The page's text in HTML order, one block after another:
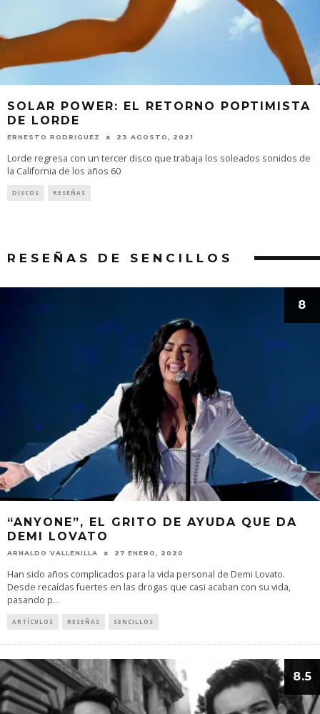
SOLAR POWER: EL RETORNO POPTIMISTA
DE LORDE
ERNESTO RODRIGUEZ 23 AGOSTO, 2021
Lorde regresa con un tercer disco que trabaja los soleados sonidos de
la California de los años 60
DISCOS RESEÑAS
RESEÑAS DE SENCILLOS
8
“ANYONE”, EL GRITO DE AYUDA QUE DA
DEMI LOVATO
ARNALDO VALLENILLA 27 ENERO, 2020
Han sido años complicados para la vida personal de Demi Lovato.
Desde recaídas fuertes en las drogas que casi acaban con su vida,
pasando p...
ARTÍCULOS RESEÑAS SENCILLOS
8.5